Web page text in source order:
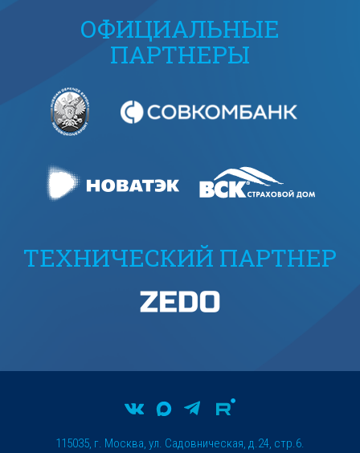
ОФИЦИАЛЬНЫЕ
ПАРТНЕРЫ
ТЕХНИЧЕСКИЙ ПАРТНЕР
115035, г. Москва, ул. Садовническая, д.24, стр.6.